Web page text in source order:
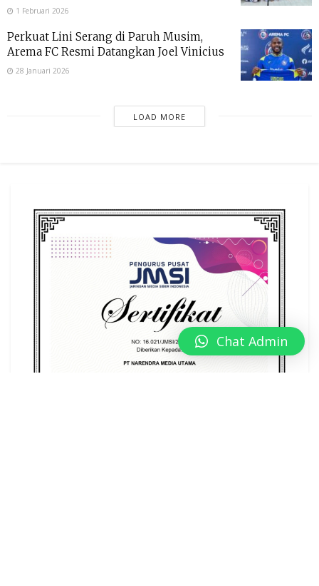
1 Februari 2026
Perkuat Lini Serang di Paruh Musim,
Arema FC Resmi Datangkan Joel Vinicius
28 Januari 2026
LOAD MORE
Chat Admin